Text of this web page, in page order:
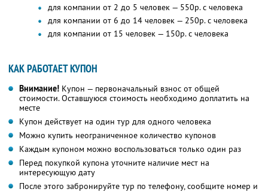
для компании от 2 до 5 человек — 550р. с человека
для компании от 6 до 14 человек — 250р. с человека
для компании от 15 человек — 150р. с человека
КАК РАБОТАЕТ КУПОН
Внимание! Купон — первоначальный взнос от общей
стоимости. Оставшуюся стоимость необходимо доплатить на
месте
Купон действует на один тур для одного человека
Можно купить неограниченное количество купонов
Каждым купоном можно воспользоваться только один раз
Перед покупкой купона уточните наличие мест на
интересующую дату
После этого забронируйте тур по телефону, сообщите номер и